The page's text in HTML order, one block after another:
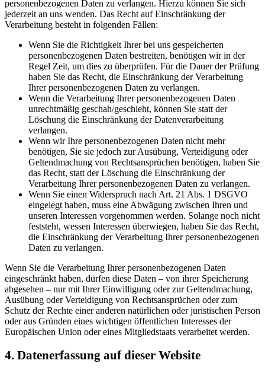
personenbezogenen Daten zu verlangen. Hierzu können Sie sich
jederzeit an uns wenden. Das Recht auf Einschränkung der
Verarbeitung besteht in folgenden Fällen:
Wenn Sie die Richtigkeit Ihrer bei uns gespeicherten
personenbezogenen Daten bestreiten, benötigen wir in der
Regel Zeit, um dies zu überprüfen. Für die Dauer der Prüfung
haben Sie das Recht, die Einschränkung der Verarbeitung
Ihrer personenbezogenen Daten zu verlangen.
Wenn die Verarbeitung Ihrer personenbezogenen Daten
unrechtmäßig geschah/geschieht, können Sie statt der
Löschung die Einschränkung der Datenverarbeitung
verlangen.
Wenn wir Ihre personenbezogenen Daten nicht mehr
benötigen, Sie sie jedoch zur Ausübung, Verteidigung oder
Geltendmachung von Rechtsansprüchen benötigen, haben Sie
das Recht, statt der Löschung die Einschränkung der
Verarbeitung Ihrer personenbezogenen Daten zu verlangen.
Wenn Sie einen Widerspruch nach Art. 21 Abs. 1 DSGVO
eingelegt haben, muss eine Abwägung zwischen Ihren und
unseren Interessen vorgenommen werden. Solange noch nicht
feststeht, wessen Interessen überwiegen, haben Sie das Recht,
die Einschränkung der Verarbeitung Ihrer personenbezogenen
Daten zu verlangen.
Wenn Sie die Verarbeitung Ihrer personenbezogenen Daten
eingeschränkt haben, dürfen diese Daten – von ihrer Speicherung
abgesehen – nur mit Ihrer Einwilligung oder zur Geltendmachung,
Ausübung oder Verteidigung von Rechtsansprüchen oder zum
Schutz der Rechte einer anderen natürlichen oder juristischen Person
oder aus Gründen eines wichtigen öffentlichen Interesses der
Europäischen Union oder eines Mitgliedstaats verarbeitet werden.
4. Datenerfassung auf dieser Website